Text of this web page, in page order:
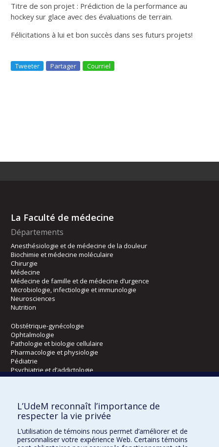
Titre de son projet : Prédiction de la performance au
hockey sur glace avec des évaluations de terrain.
Félicitations à lui et bon succès dans ses futurs projets!
Tweeter Partager Courriel
La Faculté de médecine
Départements
Anesthésiologie et de médecine de la douleur
Biochimie et médecine moléculaire
Chirurgie
Médecine
Médecine de famille et de médecine d’urgence
Microbiologie, infectiologie et immunologie
Neurosciences
Nutrition
Obstétrique-gynécologie
Ophtalmologie
Pathologie et biologie cellulaire
Pharmacologie et physiologie
Pédiatrie
Psychiatrie et d’addictologie
Radiologie, radio-oncologie et médecine nucléaire
Écoles
Orthophonie et audiologie
Réadaptation
L’UdeM reconnaît l’importance de
respecter la vie privée
L’utilisation de témoins nous permet d’améliorer et de
personnaliser votre expérience Web. Certains témoins